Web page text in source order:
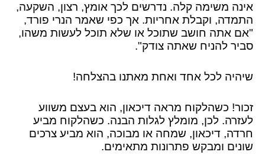
אינה משימה קלה. נדרשים לכך אומץ, רצון, השקעה,
התמדה, וקבלת אחריות. אך כפי שאמר הנרי פורד,
"אם אתה חושב שתוכל או שלא תוכל לעשות משהו,
סביר להניח שאתה צודק".
שיהיה לכל אחד ואחת מאתנו בהצלחה!
זכור! כשהלקוח מראה דיכאון, הוא בעצם משווע
לעזרה. לכן, מומלץ לגלות הבנה. כשהלקוח מביע
חרדה, דיכאון, שמחה או מבוכה, הוא מביע צרכים
שונים ומבקש פתרונות מתאימים.